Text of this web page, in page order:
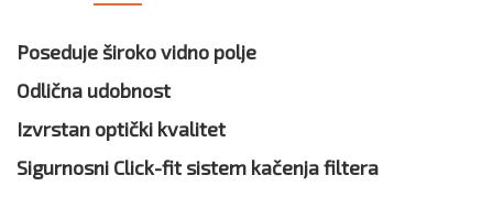
Poseduje široko vidno polje
Odlična udobnost
Izvrstan optički kvalitet
Sigurnosni Click-fit sistem kačenja filtera